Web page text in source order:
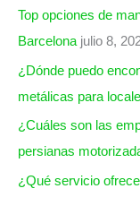
Top opciones de
Barcelona julio 8,
¿Dónde puedo
metálicas para
¿Cuáles son las
persianas
¿Qué servicio